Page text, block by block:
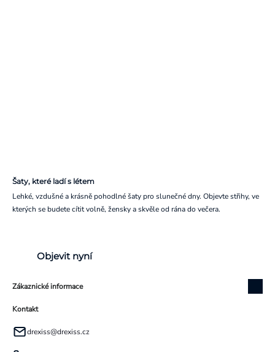
Šaty, které ladí s létem
Lehké, vzdušné a krásně pohodlné šaty pro slunečné dny. Objevte střihy, ve
kterých se budete cítit volně, žensky a skvěle od rána do večera.
Objevit nyní
Zákaznické informace
Kontakt
drexiss@drexiss.cz